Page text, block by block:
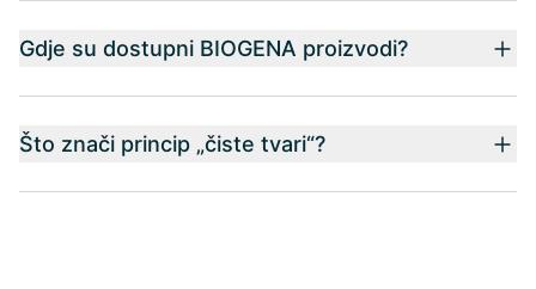
Gdje su dostupni BIOGENA proizvodi?
Što znači princip „čiste tvari“?